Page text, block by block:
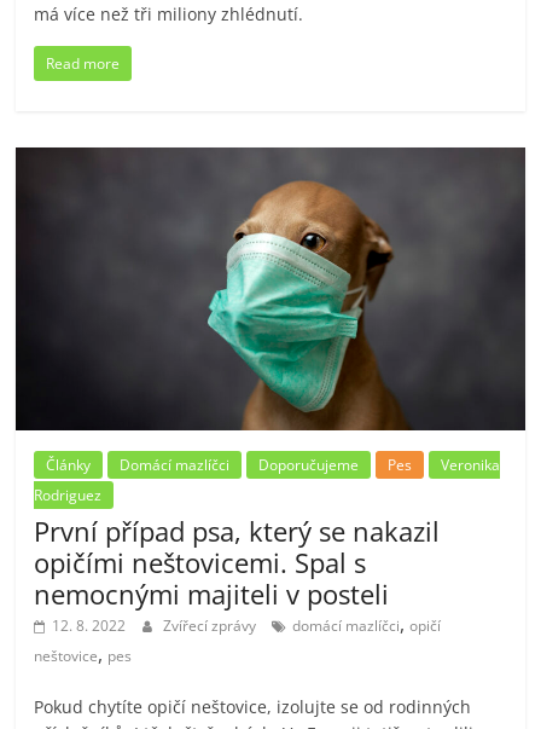
má více než tři miliony zhlédnutí.
Read more
Články Domácí mazlíčci Doporučujeme Pes
Veronika
Rodriguez
První případ psa, který se nakazil
opičími neštovicemi. Spal s
nemocnými majiteli v posteli
12. 8. 2022 Zvířecí zprávy domácí mazlíčci,opičí
neštovice, pes
Pokud chytíte opičí neštovice, izolujte se od rodinných